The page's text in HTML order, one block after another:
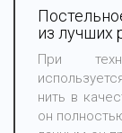
из лучших
При
нить в
он